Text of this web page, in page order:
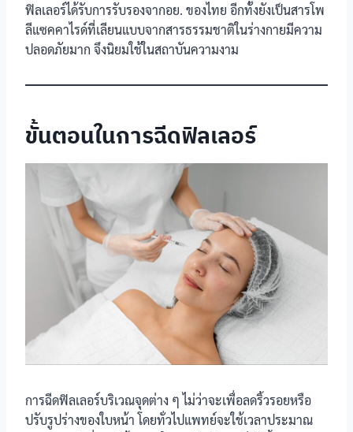
ฟิลเลอร์ได้รับการรับรองจากอย. ของไทย อีกทั้งยังเป็นสารโพ
ลีแซคคาไรด์ที่เลียนแบบจากสารธรรมชาติในร่างกายมีความ
ปลอดภัยมาก จึงนิยมใช้ในสถาบันความงาม
ขั้นตอนในการฉีดฟิลเลอร์
การฉีดฟิลเลอร์บริเวณจุดต่าง ๆ ไม่ว่าจะเพื่อลดริ้วรอยหรือ
ปรับรูปร่างของใบหน้า โดยทั่วไปแพทย์จะใช้เวลาประมาณ